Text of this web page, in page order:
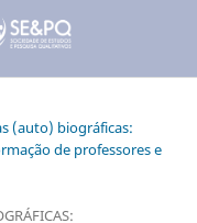
(auto) biográficas:
de professores e